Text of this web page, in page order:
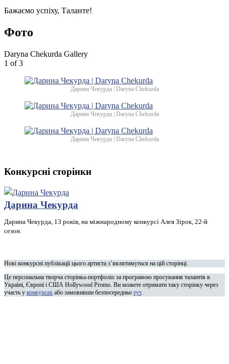
Бажаємо успіху, Таланте!
Фото
Daryna Chekurda Gallery
1 of 3
Дарина Чекурда | Daryna Chekurda
Дарина Чекурда | Daryna Chekurda
Дарина Чекурда | Daryna Chekurda
Конкурсні сторінки
Дарина Чекурда
Дарина Чекурда, 13 років, на міжнародному конкурсі Алея Зірок, 22-й
сезон.
Нові конкурсні публікації цього артиста з’являтимуться на цій сторінці.
Це персональна творча сторінка-портфоліо за програмою просування талантів в
Україні, Європі і США Hollywood Promo. Ви можете отримати таку сторінку через
участь у конкурсах або замовивши безпосередньо тут.